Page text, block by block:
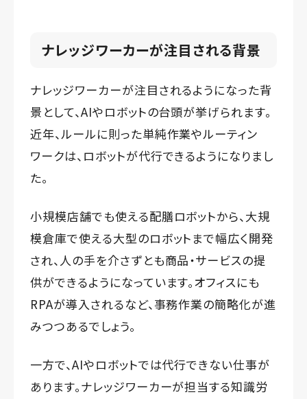
ナレッジワーカーが注目される背景
ナレッジワーカーが注目されるようになった背
景として、AIやロボットの台頭が挙げられます。
近年、ルールに則った単純作業やルーティン
ワークは、ロボットが代行できるようになりまし
た。
小規模店舗でも使える配膳ロボットから、大規
模倉庫で使える大型のロボットまで幅広く開発
され、人の手を介さずとも商品・サービスの提
供ができるようになっています。オフィスにも
RPAが導入されるなど、事務作業の簡略化が進
みつつあるでしょう。
一方で、AIやロボットでは代行できない仕事が
あります。ナレッジワーカーが担当する知識労